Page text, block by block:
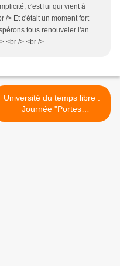
c'est lui qui vient à
/> Et c'était un moment fort
tous renouveler l'an
<br /> <br />
Université du temps libre :
Journée "Portes
Ouvertes"... >